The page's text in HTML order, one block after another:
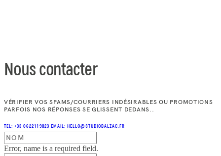
Nous contacter
VÉRIFIER VOS SPAMS/COURRIERS INDÉSIRABLES OU PROMOTIONS
PARFOIS NOS RÉPONSES SE GLISSENT DEDANS..
TEL: +33 0622119823 EMAIL: HELLO@STUDIOBALZAC.FR
Error, name is a required field.